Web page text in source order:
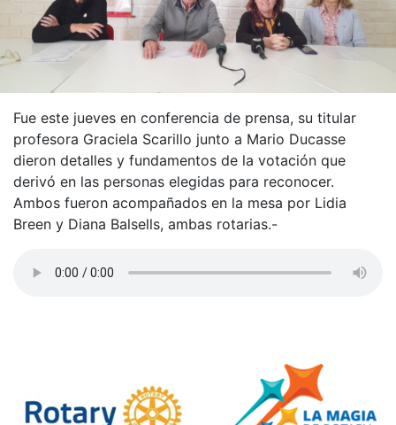
Fue este jueves en conferencia de prensa, su titular
profesora Graciela Scarillo junto a Mario Ducasse
dieron detalles y fundamentos de la votación que
derivó en las personas elegidas para reconocer.
Ambos fueron acompañados en la mesa por Lidia
Breen y Diana Balsells, ambas rotarias.-